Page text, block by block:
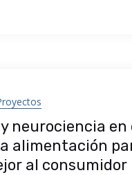
neurociencia en
alimentación
al consumidor